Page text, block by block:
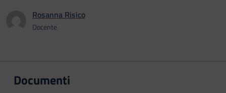
Rosanna Risico
Docente
Documenti